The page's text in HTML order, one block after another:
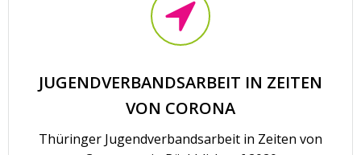
JUGENDVERBANDSARBEIT IN ZEITEN
VON CORONA
Thüringer Jugendverbandsarbeit in Zeiten von